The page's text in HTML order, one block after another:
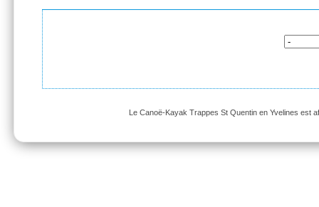
Le Canoë-Kayak Trappes St Quentin en Yvelines est